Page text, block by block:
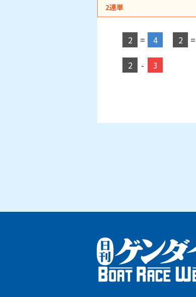
2連単
2 = 4 2 =
2 - 3